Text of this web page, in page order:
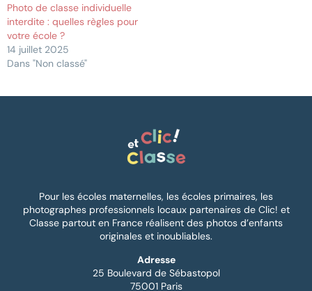
Photo de classe individuelle
interdite : quelles règles pour
votre école ?
14 juillet 2025
Dans "Non classé"
Pour les écoles maternelles, les écoles primaires, les
photographes professionnels locaux partenaires de Clic! et
Classe partout en France réalisent des photos d’enfants
originales et inoubliables.
Adresse
25 Boulevard de Sébastopol
75001 Paris